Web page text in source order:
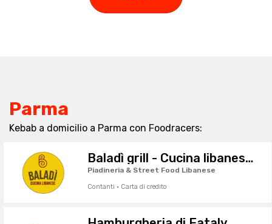
Parma
Kebab a domicilio a Parma con Foodracers:
Baladì grill - Cucina libanese da asporto
Piadineria & Street Food Libanese
Contanti · Carta di credito